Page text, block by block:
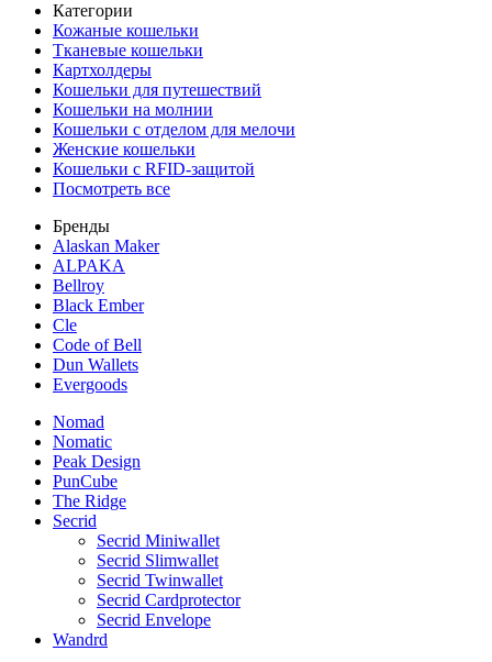
Категории
Кожаные кошельки
Тканевые кошельки
Картхолдеры
Кошельки для путешествий
Кошельки на молнии
Кошельки с отделом для мелочи
Женские кошельки
Кошельки с RFID-защитой
Посмотреть все
Бренды
Alaskan Maker
ALPAKA
Bellroy
Black Ember
Cle
Code of Bell
Dun Wallets
Evergoods
Nomad
Nomatic
Peak Design
PunCube
The Ridge
Secrid
Secrid Miniwallet
Secrid Slimwallet
Secrid Twinwallet
Secrid Cardprotector
Secrid Envelope
Wandrd